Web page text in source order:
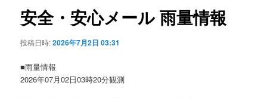
ゲ
ー
ョ
安全・安心メール 雨量情報
投稿日時:2026年7月2日 03:31
■雨量情報
2026年07月02日03時20分観測